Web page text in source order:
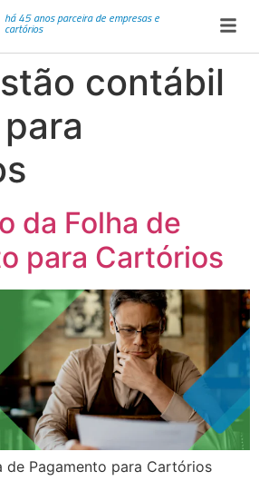
há 45 anos parceira de empresas e
cartórios
contábil
da Folha de
para Cartórios
de Pagamento para Cartórios